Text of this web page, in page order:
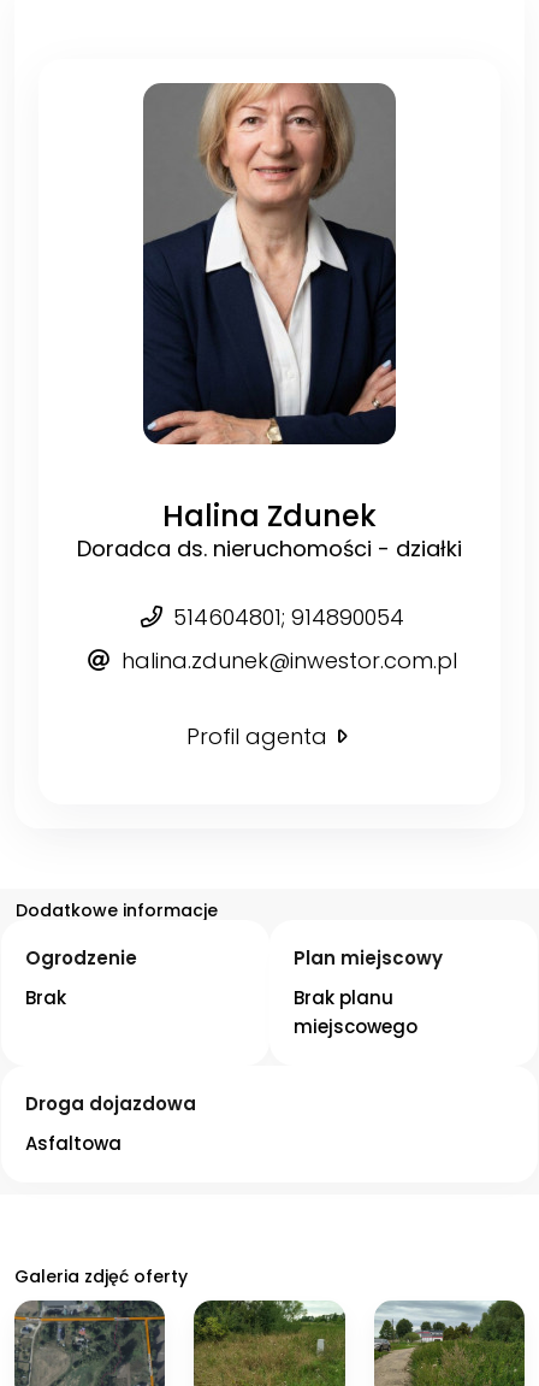
Halina Zdunek
Doradca ds. nieruchomości - działki
514604801; 914890054
halina.zdunek@inwestor.com.pl
Profil agenta
Dodatkowe informacje
Ogrodzenie
Brak
Plan miejscowy
Brak planu
miejscowego
Droga dojazdowa
Asfaltowa
Galeria zdjęć oferty